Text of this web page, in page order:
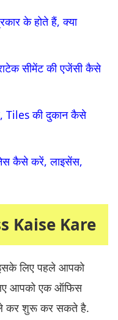
के होते हैं, क्या
सीमेंट की एजेंसी कैसे
की दुकान कैसे
कैसे करें, लाइसेंस,
Kaise Kare
लिए पहले आपको
आपको एक ऑफिस
ले कर शुरू कर सकते है.